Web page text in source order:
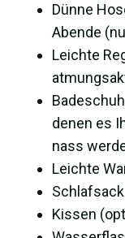
Dünne
Abende
Leichte
denen es
nass
Leichte
Schlafsack
Kissen